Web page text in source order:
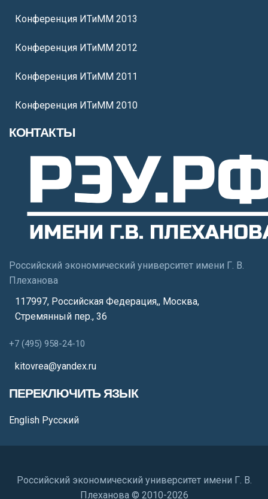
Конференция ИТиММ 2013
Конференция ИТиММ 2012
Конференция ИТиММ 2011
Конференция ИТиММ 2010
КОНТАКТЫ
Российский экономический университет имени Г. В.
Плеханова
117997, Российская Федерация,, Москва,
Стремянный пер., 36
+7 (495) 958-24-10
kitovrea@yandex.ru
ПЕРЕКЛЮЧИТЬ ЯЗЫК
English Русский
Российский экономический университет имени Г. В.
Плеханова © 2010-2026